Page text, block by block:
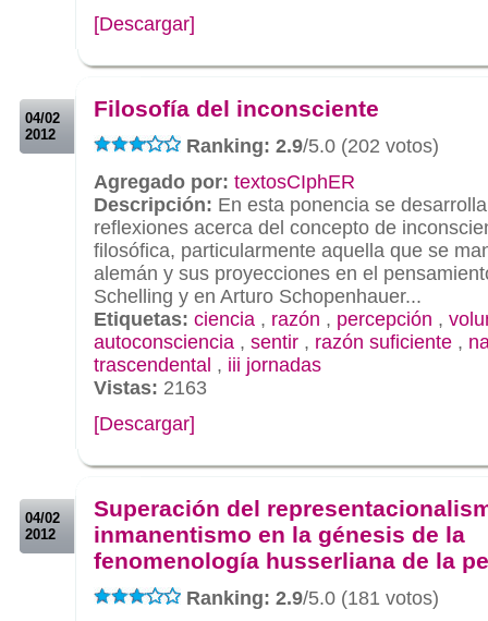
[Descargar]
04/02
2012
Filosofía del inconsciente
Ranking: 2.9/5.0 (202 votos)
Agregado por: textosCIphER
Descripción: En esta ponencia se
reflexiones acerca del concepto de
filosófica, particularmente aquella que se
alemán y sus proyecciones en el
Schelling y en Arturo Schopenhauer...
Etiquetas: ciencia , razón , percepción ,
autoconsciencia , sentir , razón suficiente ,
trascendental , iii jornadas
Vistas: 2163
[Descargar]
04/02
2012
Superación del
inmanentismo en la génesis de la
fenomenología husserliana de la
Ranking: 2.9/5.0 (181 votos)